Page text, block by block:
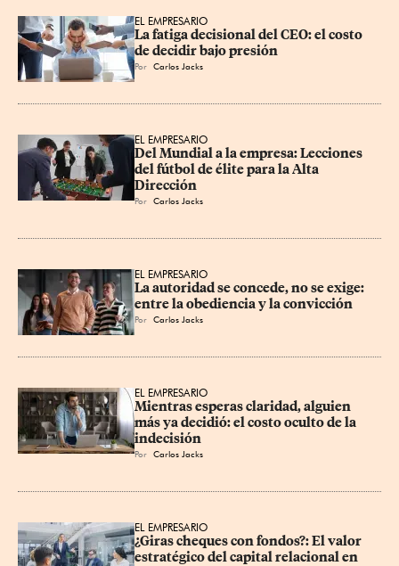
EL EMPRESARIO
La fatiga decisional del CEO: el costo
de decidir bajo presión
Por Carlos Jacks
EL EMPRESARIO
Del Mundial a la empresa: Lecciones
del fútbol de élite para la Alta
Dirección
Por Carlos Jacks
EL EMPRESARIO
La autoridad se concede, no se exige:
entre la obediencia y la convicción
Por Carlos Jacks
EL EMPRESARIO
Mientras esperas claridad, alguien
más ya decidió: el costo oculto de la
indecisión
Por Carlos Jacks
EL EMPRESARIO
¿Giras cheques con fondos?: El valor
estratégico del capital relacional en